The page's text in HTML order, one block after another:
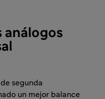
análogos
segunda
un mejor balance